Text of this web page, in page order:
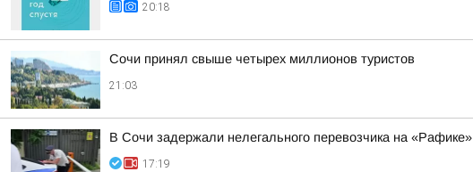
20:18
Сочи принял свыше четырех миллионов туристов
21:03
В Сочи задержали нелегального перевозчика на «Рафике»
17:19